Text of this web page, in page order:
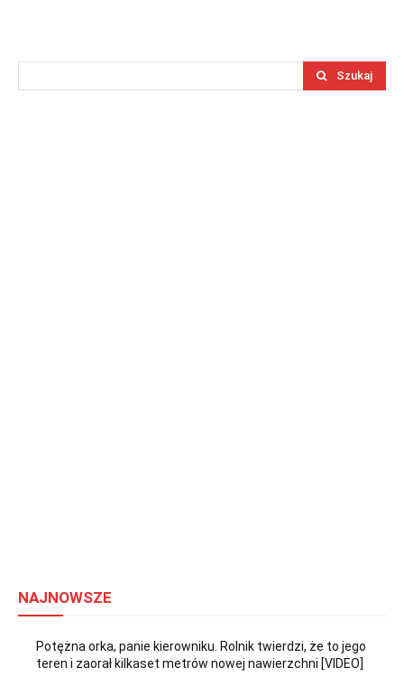
Szukaj
NAJNOWSZE
Potężna orka, panie kierowniku. Rolnik twierdzi, że to jego
teren i zaorał kilkaset metrów nowej nawierzchni [VIDEO]